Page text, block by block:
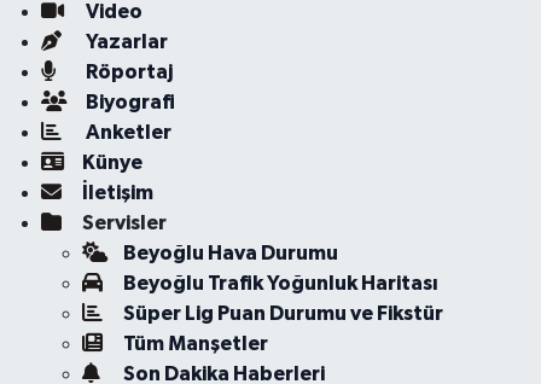
Video
Yazarlar
Röportaj
Biyografi
Anketler
Künye
İletişim
Servisler
Beyoğlu Hava Durumu
Beyoğlu Trafik Yoğunluk Haritası
Süper Lig Puan Durumu ve Fikstür
Tüm Manşetler
Son Dakika Haberleri